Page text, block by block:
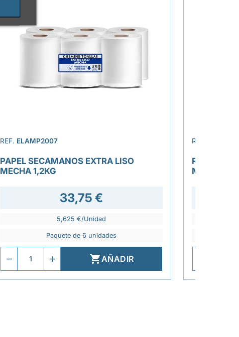
REF. ELAMP2007
PAPEL SECAMANOS EXTRA LISO
MECHA 1,2KG
33,75 €
5,625 €/Unidad
Paquete de 6 unidades
AÑADIR
REF.
ROLLO
METROS